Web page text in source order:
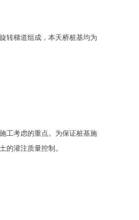
转梯道组成，本天桥桩基均为
工考虑的重点。为保证桩基施
的灌注质量控制。